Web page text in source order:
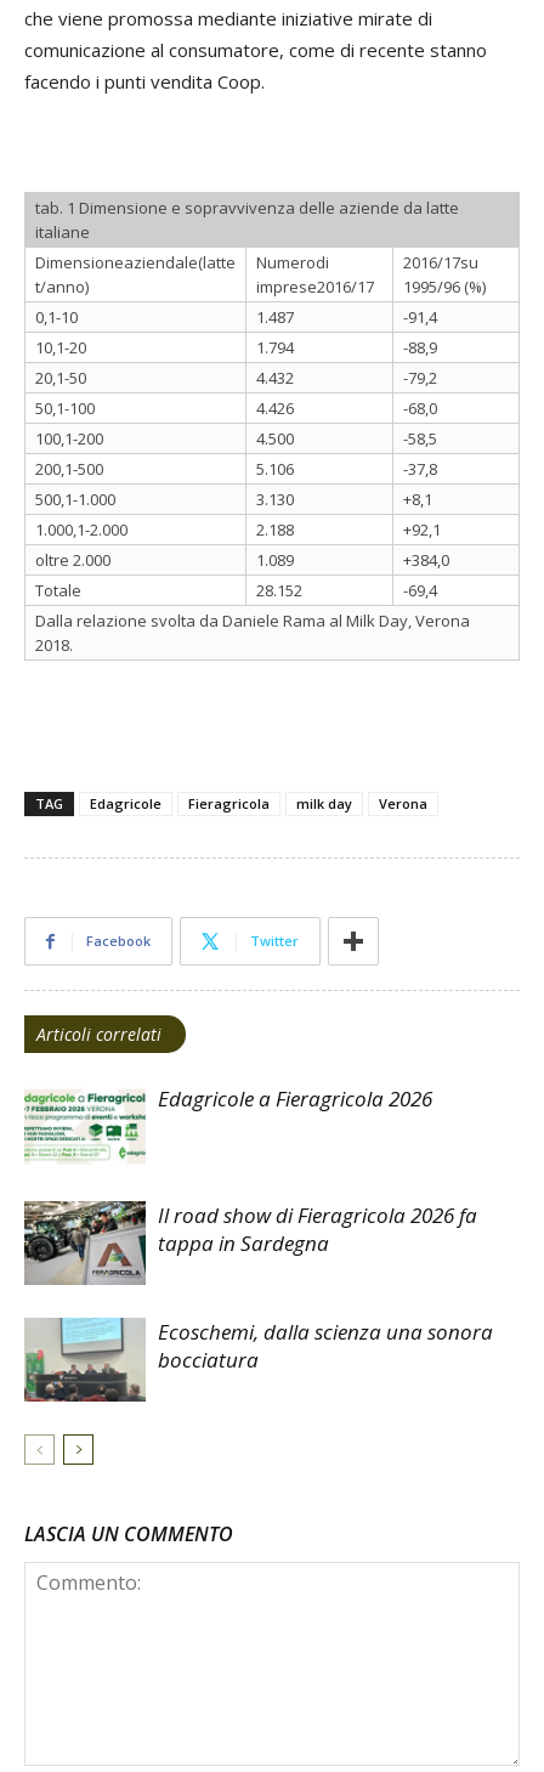
che viene promossa mediante iniziative mirate di
comunicazione al consumatore, come di recente stanno
facendo i punti vendita Coop.
tab. 1 Dimensione e sopravvivenza delle aziende da latte
italiane
Dimensioneaziendale(latte
t/anno)
Numerodi
imprese2016/17
2016/17su
1995/96 (%)
0,1-10
1.487
-91,4
10,1-20
1.794
-88,9
20,1-50
4.432
-79,2
50,1-100
4.426
-68,0
100,1-200
4.500
-58,5
200,1-500
5.106
-37,8
500,1-1.000
3.130
+8,1
1.000,1-2.000
2.188
+92,1
oltre 2.000
1.089
+384,0
Totale
28.152
-69,4
Dalla relazione svolta da Daniele Rama al Milk Day, Verona
2018.
TAG Edagricole Fieragricola milk day Verona
Facebook Twitter
Articoli correlati
Edagricole a Fieragricola 2026
Il road show di Fieragricola 2026 fa
tappa in Sardegna
Ecoschemi, dalla scienza una sonora
bocciatura
LASCIA UN COMMENTO